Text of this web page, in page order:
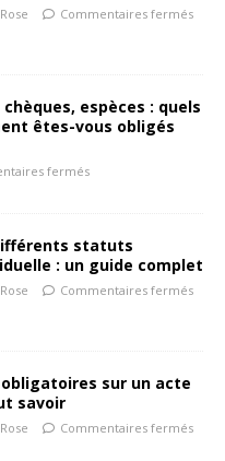
Commentaires fermés
espèces : quels
êtes-vous obligés
fermés
statuts
: un guide complet
Commentaires fermés
sur un acte
savoir
Commentaires fermés